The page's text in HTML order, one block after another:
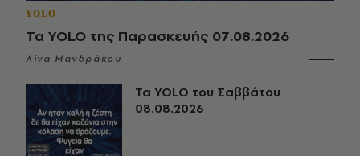
YOLO
Τα YOLO της Παρασκευής 07.08.2026
Λίνα Μανδράκου
Τα YOLO του Σαββάτου
08.08.2026